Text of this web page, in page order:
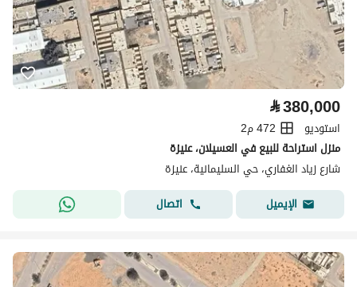
⃁380,000
استوديو
472 م2
منزل استراحة للبيع في العسيلان، عنيزة
شارع زياد الغفاري، حي السليمانية، عنيزة
الإيميل
اتصال